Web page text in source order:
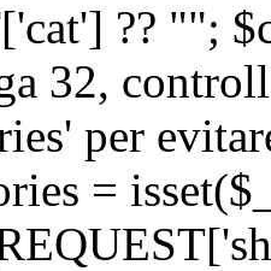
?? "";
32,
per
=